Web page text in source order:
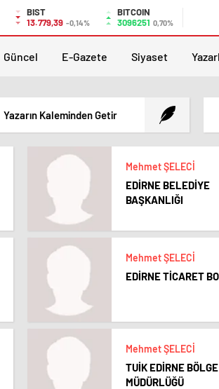
BIST
13.779,39 -0,14%
BITCOIN
3096251 0,70%
Güncel E-Gazete Siyaset
Yazarın Kaleminden Getir
Mehmet ŞELECİ
EDİRNE BELEDİYE
BAŞKANLIĞI
Mehmet ŞELECİ
EDİRNE TİCARET
Mehmet ŞELECİ
TUİK EDİRNE BÖLGE
MÜDÜRLÜĞÜ